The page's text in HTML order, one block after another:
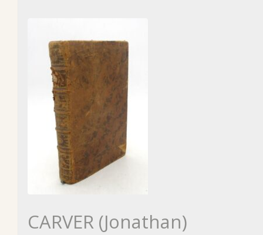
CARVER (Jonathan)